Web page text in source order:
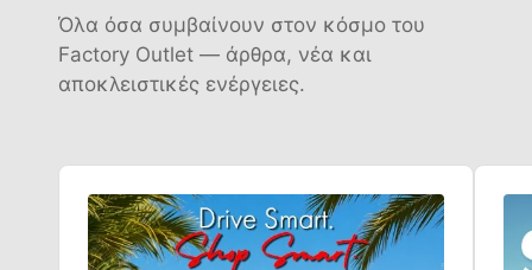
Όλα όσα συμβαίνουν στον κόσμο του
Factory Outlet — άρθρα, νέα και
αποκλειστικές ενέργειες.